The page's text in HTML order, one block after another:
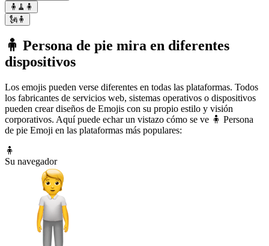
🧍🧹🧍
🗽🧍
🧍 Persona de pie mira en diferentes
dispositivos
Los emojis pueden verse diferentes en todas las plataformas. Todos
los fabricantes de servicios web, sistemas operativos o dispositivos
pueden crear diseños de Emojis con su propio estilo y visión
corporativos. Aquí puede echar un vistazo cómo se ve 🧍 Persona
de pie Emoji en las plataformas más populares:
🧍
Su navegador